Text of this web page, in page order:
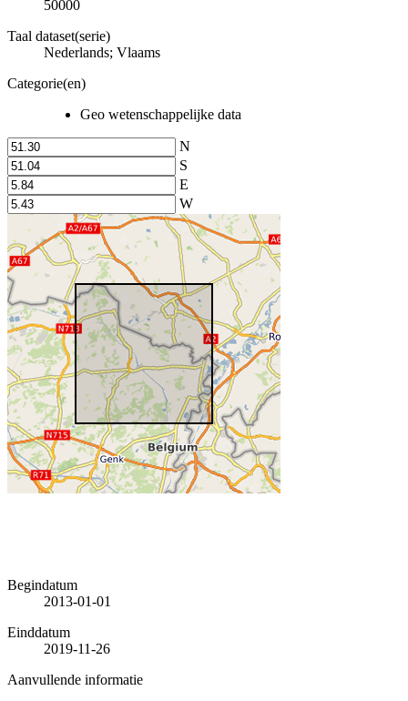
50000
Taal dataset(serie)
Nederlands; Vlaams
Categorie(en)
Geo wetenschappelijke data
N
S
E
W
Begindatum
2013-01-01
Einddatum
2019-11-26
Aanvullende informatie